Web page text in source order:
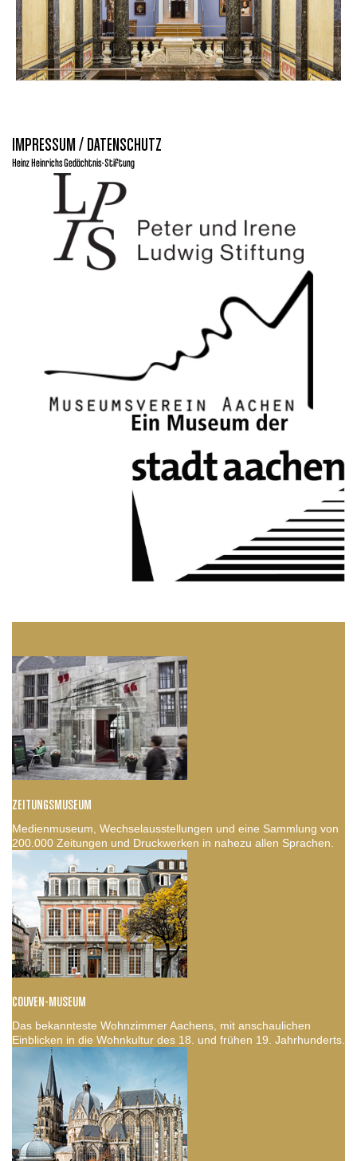
IMPRESSUM / DATENSCHUTZ
Heinz Heinrichs Gedächtnis-Stiftung
ZEITUNGSMUSEUM
Medienmuseum, Wechselausstellungen und eine Sammlung von
200.000 Zeitungen und Druckwerken in nahezu allen Sprachen.
COUVEN-MUSEUM
Das bekannteste Wohnzimmer Aachens, mit anschaulichen
Einblicken in die Wohnkultur des 18. und frühen 19. Jahrhunderts.